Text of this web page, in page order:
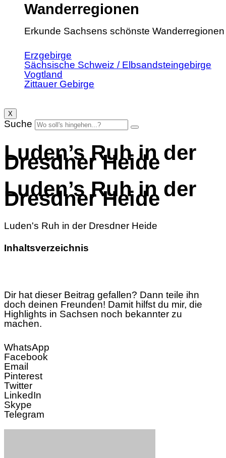
Wanderregionen
Erkunde Sachsens schönste Wanderregionen
Erzgebirge
Sächsische Schweiz / Elbsandsteingebirge
Vogtland
Zittauer Gebirge
X
Suche
Luden’s Ruh in der
Dresdner Heide
Luden’s Ruh in der
Dresdner Heide
Luden's Ruh in der Dresdner Heide
Inhaltsverzeichnis
Dir hat dieser Beitrag gefallen? Dann teile ihn
doch deinen Freunden! Damit hilfst du mir, die
Highlights in Sachsen noch bekannter zu
machen.
WhatsApp
Facebook
Email
Pinterest
Twitter
LinkedIn
Skype
Telegram